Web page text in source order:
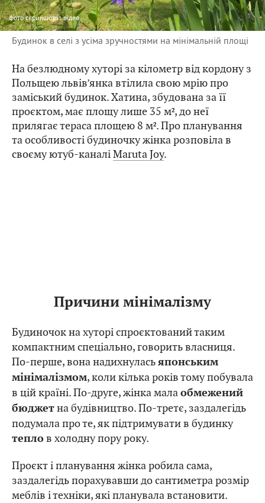
фотоскриншот із відео
Будинок в селі з усіма зручностями на мінімальній площі
На безлюдному хуторі за кілометр від кордону з
Польщею львів’янка втілила свою мрію про
заміський будинок. Хатина, збудована за її
проєктом, має площу лише 35 м², до неї
прилягає тераса площею 8 м². Про планування
та особливості будиночку жінка розповіла в
своєму ютуб-каналіMaruta Joy.
Причини мінімалізму
Будиночок на хуторі спроєктований таким
компактним спеціально, говорить власниця.
По-перше, вона надихнуласьяпонським
мінімалізмом, коли кілька років тому побувала
в цій країні. По-друге, жінка малаобмежений
бюджетна будівництво. По-третє, заздалегідь
подумала про те, як підтримувати в будинку
теплов холодну пору року.
Проєкт і планування жінка робила сама,
заздалегідь порахувавши до сантиметра розмір
меблів і техніки, які планувала встановити.